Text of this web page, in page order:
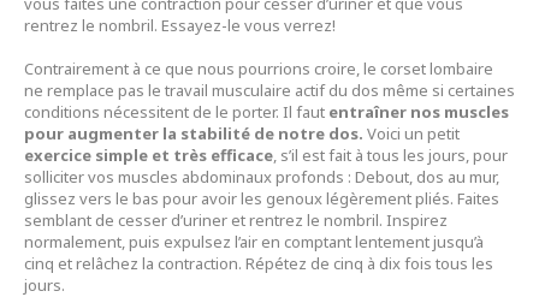
rentrez le nombril. Essayez-le vous verrez!
Contrairement à ce que nous pourrions croire, le corset lombaire
ne remplace pas le travail musculaire actif du dos même si certaines
conditions nécessitent de le porter. Il faut entraîner nos muscles
pour augmenter la stabilité de notre dos. Voici un petit
exercice simple et très efficace, s’il est fait à tous les jours, pour
solliciter vos muscles abdominaux profonds : Debout, dos au mur,
glissez vers le bas pour avoir les genoux légèrement pliés. Faites
semblant de cesser d’uriner et rentrez le nombril. Inspirez
normalement, puis expulsez l’air en comptant lentement jusqu’à
cinq et relâchez la contraction. Répétez de cinq à dix fois tous les
jours.